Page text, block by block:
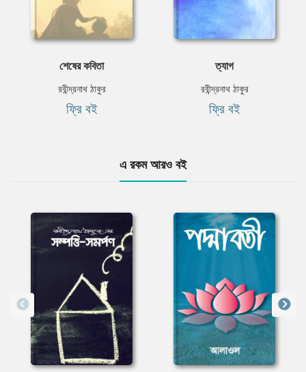
শেষের কবিতা
রবীন্দ্রনাথ ঠাকুর
ফ্রি বই
ত্যাগ
রবীন্দ্রনাথ ঠাকুর
ফ্রি বই
এ রকম আরও বই